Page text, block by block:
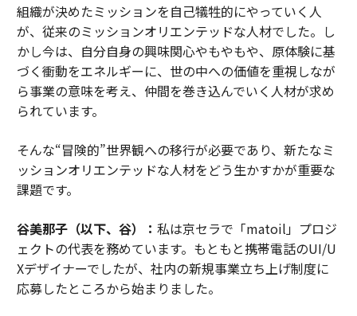
組織が決めたミッションを自己犠牲的にやっていく人
が、従来のミッションオリエンテッドな人材でした。し
かし今は、自分自身の興味関心やもやもや、原体験に基
づく衝動をエネルギーに、世の中への価値を重視しなが
ら事業の意味を考え、仲間を巻き込んでいく人材が求め
られています。
そんな“冒険的”世界観への移行が必要であり、新たなミ
ッションオリエンテッドな人材をどう生かすかが重要な
課題です。
谷美那子（以下、谷）： 私は京セラで「matoil」プロジ
ェクトの代表を務めています。もともと携帯電話のUI/U
Xデザイナーでしたが、社内の新規事業立ち上げ制度に
応募したところから始まりました。